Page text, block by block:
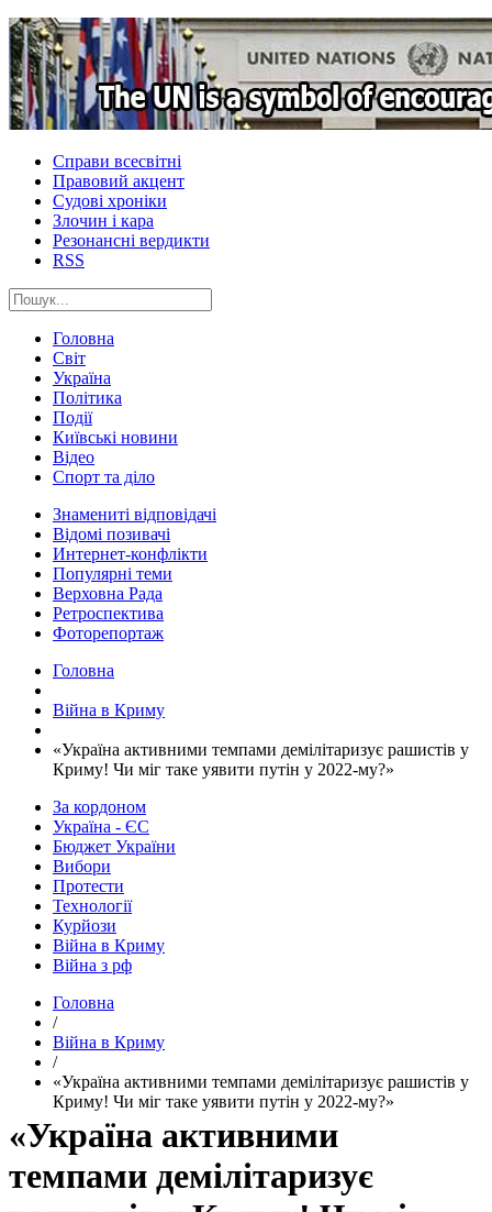
Справи всесвітні
Правовий акцент
Судові хроніки
Злочин і кара
Резонансні вердикти
RSS
Головна
Світ
Україна
Політика
Події
Київські новини
Відео
Спорт та діло
Знамениті відповідачі
Відомі позивачі
Интернет-конфлікти
Популярні теми
Верховна Рада
Ретроспектива
Фоторепортаж
Головна
Війна в Криму
​«Україна активними темпами демілітаризує рашистів у
Криму! Чи міг таке уявити путін у 2022-му?»
За кордоном
Україна - ЄС
Бюджет України
Вибори
Протести
Технології
Курйози
Війна в Криму
Війна з рф
Головна
/
Війна в Криму
/
​«Україна активними темпами демілітаризує рашистів у
Криму! Чи міг таке уявити путін у 2022-му?»
​«Україна активними
темпами демілітаризує